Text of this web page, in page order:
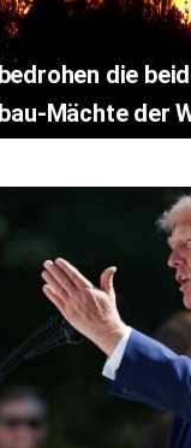
die
Mächte der